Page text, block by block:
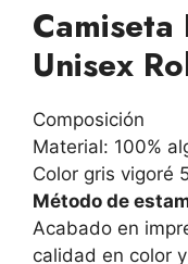
Camiseta
Unisex
Composición
Material: 100%
Color gris vigoré
Método de
Acabado en
calidad en color